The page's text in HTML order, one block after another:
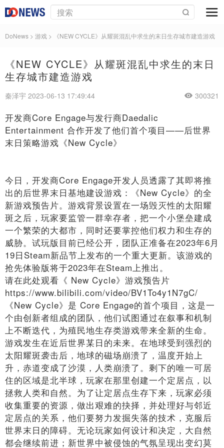
DoNews > 游戏 > 《NEW CYCLE》从耀斑混乱中求生的末日生存城市建造游戏
《NEW CYCLE》从耀斑混乱中求生的末日
生存城市建造游戏
秦泽宇 2023-06-13 17:49:44 300321
开发商Core Engage与发行商Daedalic
Entertainment 合作开发了他们首个项目——后世界
末日策略游戏《New Cycle》
今日，开发商Core Engage开发人员透露了其即将推
出的后世界末日基地建设游戏：《New Cycle》的全
新游戏预告片。游戏背景设置在一场毁灭性的太阳耀
斑之后，玩家要监管一群幸存者，把一个小堡垒建成
一个繁荣的大都市，同时还要掌控他们权力和生存的
威胁。试玩版目前已经公开，团队正准备在2023年6月
19日Steam新品节上发布的一个重大更新。该游戏的
抢先体验版将于2023年在Steam上推出。
请在此处观看《 New Cycle》游戏预告片
https://www.bilibili.com/video/BV1To4y1N7gC/
《New Cycle》是 Core Engage的首个项目，这是一
个由创新者组成的团队，他们试图通过在叙事和机制
上不断迭代，为殖民地生存类游戏带来全新的生命。
游戏发生在近后世界某日的未来。在地球受到强烈的
太阳耀斑袭击后，地球的磁场崩溃了，温度开始上
升，赤道变成了沙漠，人类崩溃了。剩下的唯一可居
住的区域是北半球，玩家在那里创建一个定居点，以
拯救人类和自然。为了让定居点生存下来，玩家必须
收集重要的资源，做出艰难的抉择，并处理好与邻近
定居点的关系，他们要努力发掘失落的技术，克服后
世界末日的障碍。无论玩家如何设计和决定，大自然
都会继续前进；新世界中被侵蚀的气氛呈现出变幻莫